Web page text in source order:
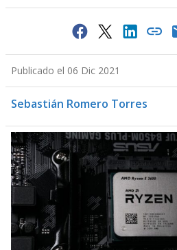
Publicado el 06 Dic 2021
Sebastián Romero Torres